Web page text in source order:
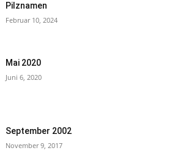
Pilznamen
Februar 10, 2024
Mai 2020
Juni 6, 2020
September 2002
November 9, 2017